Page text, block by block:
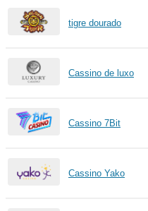
tigre dourado
Cassino de luxo
Cassino 7Bit
Cassino Yako